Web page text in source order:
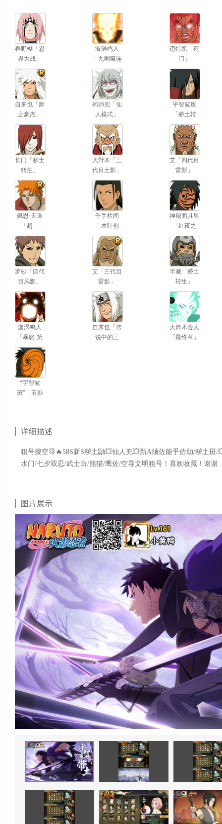
春野樱「忍
界大战」
漩涡鸣人
「九喇嘛连
结」
迈特凯「死
门」
自来也「舞
之豪杰」
药师兜「仙
人模式」
宇智波斑
「秽土转
生」
长门「秽土
转生」
大野木「三
代目土影」
艾「四代目
雷影」
佩恩·天道
「超」
千手柱间
「木叶创
立」
神秘面具男
「红夜之
刃」
罗砂「四代
目风影」
艾「三代目
雷影」
半藏「秽土
转生」
漩涡鸣人
「暴怒·第
六尾」
自来也「传
说中的三
大筒木舍人
「最终章」
“宇智波
斑”「五影
详细描述
租号搜空导🔥58S新S秽土鼬💥仙人兜💥新A须佐能乎佐助/秽土
水门/七夕双忍/武士白/熊猫/鹰佐/空导文明租号！喜欢收藏！谢谢
图片展示